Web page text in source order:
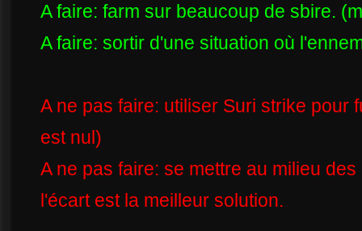
A faire: farm sur beaucoup de sbire.
A faire: sortir d'une situation où
A ne pas faire: utiliser Suri strike pour
est nul)
A ne pas faire: se mettre au milieu
l'écart est la meilleur solution.